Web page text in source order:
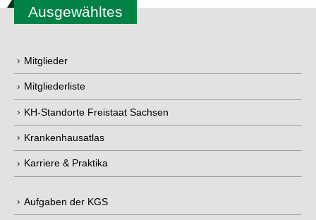
Ausgewähltes
Mitglieder
Mitgliederliste
KH-Standorte Freistaat Sachsen
Krankenhausatlas
Karriere & Praktika
Aufgaben der KGS